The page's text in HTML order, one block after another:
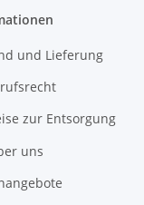
und Lieferung
zur Entsorgung
uns